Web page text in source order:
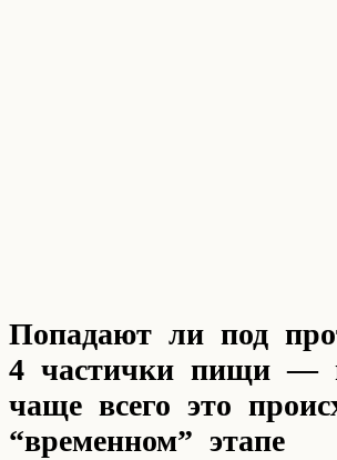
Попадают ли под
4 частички пищи —
чаще всего это
“временном” этапе